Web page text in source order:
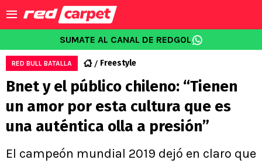
SUMATE AL CANAL DE REDGOL
RED BULL BATALLA Freestyle
Bnet y el público chileno: “Tienen
un amor por esta cultura que es
una auténtica olla a presión”
El campeón mundial 2019 dejó en claro que